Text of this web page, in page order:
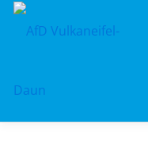
Zum
Inhalt